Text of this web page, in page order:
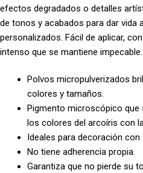
efectos degradados o detalles
de tonos y acabados para dar vida
personalizados. Fácil de aplicar,
intenso que se mantiene impecable.
Polvos micropulverizados
colores y tamaños.
Pigmento microscópico
los colores del arcoíris con
Ideales para decoración con
No tiene adherencia propia.
Garantiza que no pierde su